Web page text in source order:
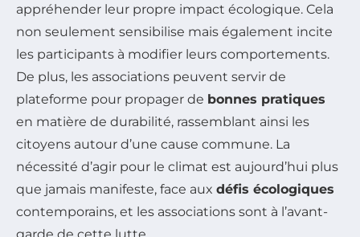
appréhender leur propre impact écologique. Cela
non seulement sensibilise mais également incite
les participants à modifier leurs comportements.
De plus, les associations peuvent servir de
plateforme pour propager de bonnes pratiques
en matière de durabilité, rassemblant ainsi les
citoyens autour d’une cause commune. La
nécessité d’agir pour le climat est aujourd’hui plus
que jamais manifeste, face aux défis écologiques
contemporains, et les associations sont à l’avant-